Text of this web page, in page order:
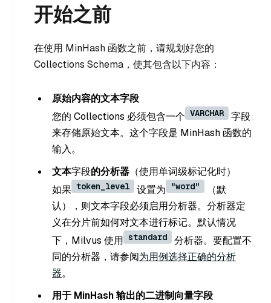
开始之前
在使用 MinHash 函数之前，请规划好您的
Collections Schema，使其包含以下内容：
原始内容的文本字段
您的 Collections 必须包含一个 VARCHAR
字段
来存储原始文本。这个字段是 MinHash 函数的
输入。
文本字段的分析器 （使用单词级标记化时）
如果 token_level 设置为 "word"
（默
认），则文本字段必须启用分析器。分析器定
义在分片前如何对文本进行标记。默认情况
下，Milvus 使用 standard
分析器。要配置不
同的分析器，请参阅为用例选择正确的分析
器。
用于 MinHash 输出的二进制向量字段